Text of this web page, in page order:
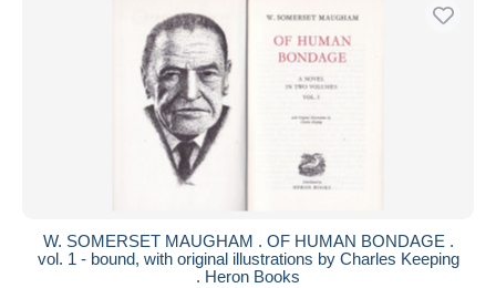
W. SOMERSET MAUGHAM . OF HUMAN BONDAGE .
vol. 1 - bound, with original illustrations by Charles Keeping
. Heron Books